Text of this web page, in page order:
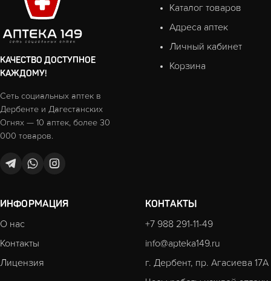
КАЧЕСТВО ДОСТУПНОЕ
КАЖДОМУ!
Сеть социальных аптек в
Дербенте и Дагестанских
Огнях — 10 аптек, более 30
000 товаров.
Каталог товаров
Адреса аптек
Личный кабинет
Корзина
ИНФОРМАЦИЯ
О нас
Контакты
Лицензия
КОНТАКТЫ
+7 988 291-11-49
info@apteka149.ru
г. Дербент, пр. Агасиева 17А